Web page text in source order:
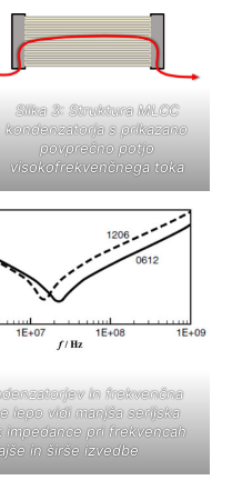
Slika 3: Struktura MLCC
kondenzatorja s prikazano
povprečno potjo
visokofrekvenčnega toka
in frekvenčna
lepo vidi manjša serijska
pri frekvencah
in širše izvedbe